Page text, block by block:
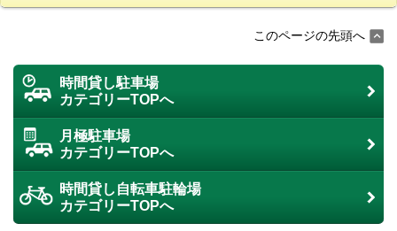
このページの先頭へ
時間貸し駐車場
カテゴリーTOPへ
月極駐車場
カテゴリーTOPへ
時間貸し自転車駐輪場
カテゴリーTOPへ